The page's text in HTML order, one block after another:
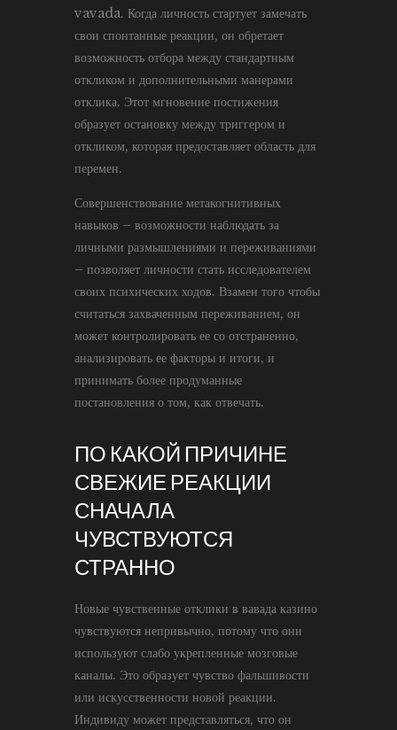
vavada. Когда личность стартует замечать
свои спонтанные реакции, он обретает
возможность отбора между стандартным
откликом и дополнительными манерами
отклика. Этот мгновение постижения
образует остановку между триггером и
откликом, которая предоставляет область для
перемен.
Совершенствование метакогнитивных
навыков – возможности наблюдать за
личными размышлениями и переживаниями
– позволяет личности стать исследователем
своих психических ходов. Взамен того чтобы
считаться захваченным переживанием, он
может контролировать ее со отстраненно,
анализировать ее факторы и итоги, и
принимать более продуманные
постановления о том, как отвечать.
ПО КАКОЙ ПРИЧИНЕ
СВЕЖИЕ РЕАКЦИИ
СНАЧАЛА
ЧУВСТВУЮТСЯ
СТРАННО
Новые чувственные отклики в вавада казино
чувствуются непривычно, потому что они
используют слабо укрепленные мозговые
каналы. Это образует чувство фальшивости
или искусственности новой реакции.
Индивиду может представляться, что он